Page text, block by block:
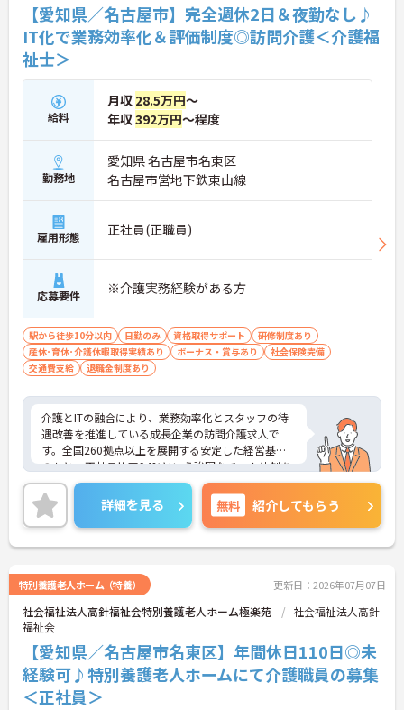
【愛知県／名古屋市】完全週休2日＆夜勤なし♪
IT化で業務効率化＆評価制度◎訪問介護＜介護福
祉士＞
給料
月収 28.5万円～
年収392万円～程度
勤務地
愛知県 名古屋市名東区
名古屋市営地下鉄東山線
雇用形態 正社員(正職員)
応募要件 ※介護実務経験がある方
駅から徒歩10分以内 日勤のみ 資格取得サポート
研修制度あり
産休･育休･介護休暇取得実績あり
ボーナス・賞与あり
社会保険完備
交通費支給
退職金制度あり
介護とITの融合により、業務効率化とスタッフの待
遇改善を推進している成長企業の訪問介護求人で
す。全国260拠点以上を展開する安定した経営基盤
のもと、正社員比率94%という強固なチーム体制を
構築しています。介護福祉士資格手当や年2回の評価
面談など、専門資格と成果が収入に直結する仕組み
が整っています。夜勤なしの完全週休2日制（曜日固
定）を採用し、日々の記録業務はスマートフォンで
完結するため、施設勤務特有の不規則なシフトや煩
定期的な面談で不安を解消できるフォロー体制もあ
り、介護福祉士としてサ責や管理者への着実なキャ
リアアップを目指す有資格者の方に推奨できる環境
です。
★おすすめPOINT★
【夜勤なし・曜日固定の休日で、身体への負担を抑
えた働き方が実現できます】
詳細を見る 無料 紹介してもらう
特別養護老人ホーム（特養） 更新日：2026年07月07日
社会福祉法人高針福祉会特別養護老人ホーム極楽苑
社会福祉法人高針
福祉会
【愛知県／名古屋市名東区】年間休日110日◎未
経験可♪特別養護老人ホームにて介護職員の募集
＜正社員＞